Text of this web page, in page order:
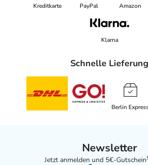
Kreditkarte PayPal Amazon
Klarna
Schnelle Lieferung
Berlin
Newsletter
Jetzt anmelden und 5€-Gutschein